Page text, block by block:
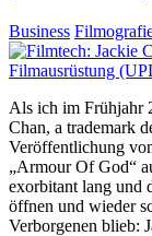
Business
Als ich im Frühjahr
Chan, a trademark
Veröffentlichung
„Armour Of God“
exorbitant lang und
öffnen und wieder
Verborgenen blieb: